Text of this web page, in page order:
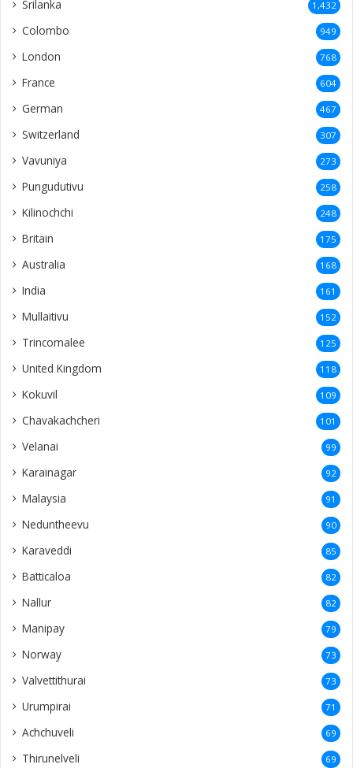
Srilanka 1,432
Colombo 949
London 768
France 604
German 467
Switzerland 307
Vavuniya 273
Pungudutivu 258
Kilinochchi 248
Britain 175
Australia 168
India 161
Mullaitivu 152
Trincomalee 125
United Kingdom 118
Kokuvil 109
Chavakachcheri 101
Velanai 99
Karainagar 92
Malaysia 91
Neduntheevu 90
Karaveddi 85
Batticaloa 82
Nallur 82
Manipay 79
Norway 73
Valvettithurai 73
Urumpirai 71
Achchuveli 69
Thirunelveli 69